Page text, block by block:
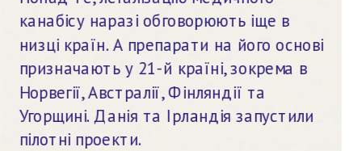
канабісу наразі обговорюють іще в
низці країн. А препарати на його основі
призначають у 21-й країні, зокрема в
Норвегії, Австралії, Фінляндії та
Угорщині. Данія та Ірландія запустили
пілотні проекти.